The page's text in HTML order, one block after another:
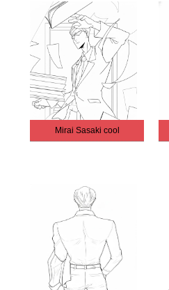
Mirai Sasaki cool